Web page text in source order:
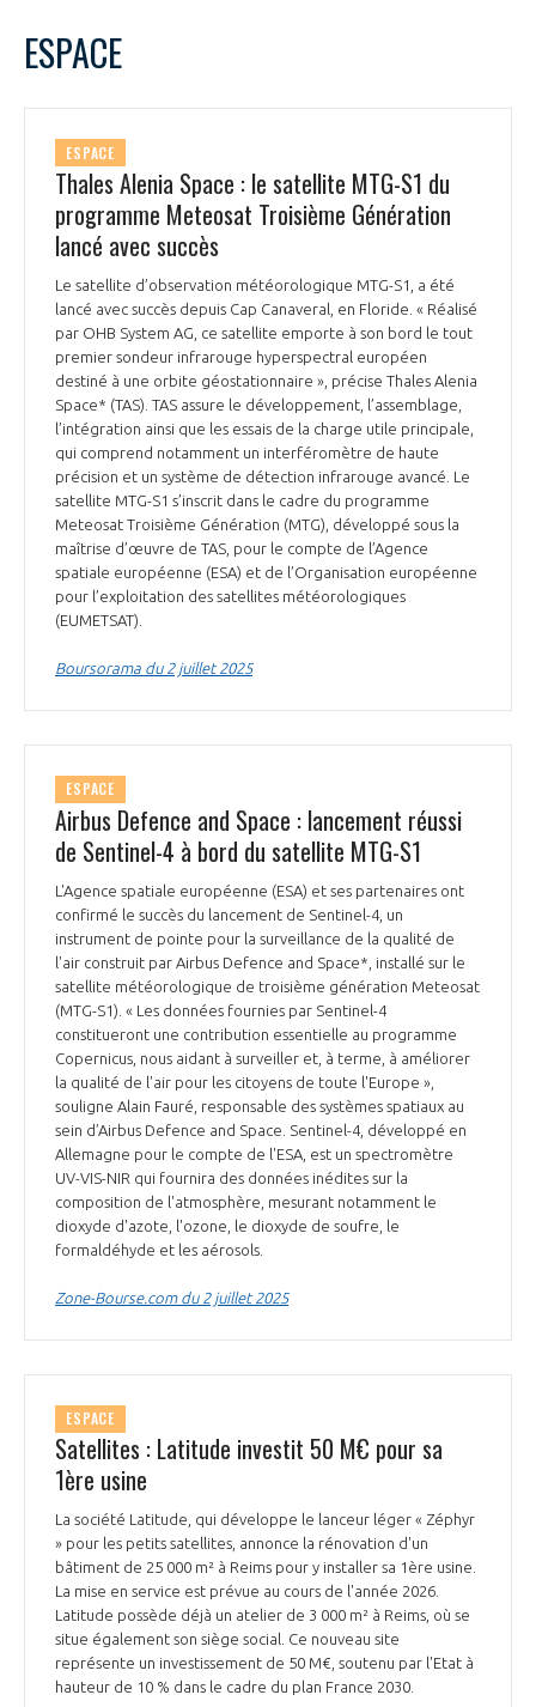
PRÉSENTATION
NOTRE VISION
NOS MISSIONS
NOTRE HISTOIRE
ORGANISATION
L’ÉQUIPE DU GIFAS
NOS RÉSEAUX À L'INTERNATIONAL
FONCTIONNEMENT
GEADS
COMITÉ AERO PME
STARTAIR
COMMISSIONS ET COMITÉS
ACCOMPAGNEMENT DE NOS ADHÉRENTS
LES PROGRAMMES DU GIFAS
UN ÉCOSYSTÈME INTÉGRÉ ET COHÉRENT
POURQUOI DEVENIR MEMBRE ?
LA MÉDIATION
LA MÉDIATION DANS LA FILIÈRE AÉRONAUTIQUE ET SPATIALE
LE MÉDIATEUR DE LA FILIÈRE AÉRONAUTIQUE ET SPATIALE
CLIENTS ET FOURNISSEURS
PRENDRE CONTACT AVEC LE MÉDIATEUR DE LA FILIÈRE
LE SALON DU BOURGET
L'OBSERVATOIRE
CHIFFRES CLÉS
LES ENJEUX
COMPÉTITIVITÉ
EMPLOI & FORMATION
ENVIRONNEMENT
INNOVATION
INTERNATIONALISATION
LES PUBLICATIONS
DOCUMENTS & BROCHURES
RAPPORTS D'ACTIVITÉS
1 2 3 4 5
6
16 17 18 19
23 24 25
29
ESPACE
ESPACE
Thales Alenia Space : le satellite MTG-S1 du
programme Meteosat Troisième Génération
lancé avec succès
Le satellite d’observation météorologique MTG-S1, a été
lancé avec succès depuis Cap Canaveral, en Floride. « Réalisé
par OHB System AG, ce satellite emporte à son bord le tout
premier sondeur infrarouge hyperspectral européen
destiné à une orbite géostationnaire », précise Thales Alenia
Space* (TAS). TAS assure le développement, l’assemblage,
l’intégration ainsi que les essais de la charge utile principale,
qui comprend notamment un interféromètre de haute
précision et un système de détection infrarouge avancé. Le
satellite MTG-S1 s’inscrit dans le cadre du programme
Meteosat Troisième Génération (MTG), développé sous la
maîtrise d’œuvre de TAS, pour le compte de l’Agence
spatiale européenne (ESA) et de l’Organisation européenne
pour l’exploitation des satellites météorologiques
(EUMETSAT).
Boursorama du 2 juillet 2025
ESPACE
Airbus Defence and Space : lancement réussi
de Sentinel-4 à bord du satellite MTG-S1
L'Agence spatiale européenne (ESA) et ses partenaires ont
confirmé le succès du lancement de Sentinel-4, un
instrument de pointe pour la surveillance de la qualité de
l'air construit par Airbus Defence and Space*, installé sur le
satellite météorologique de troisième génération Meteosat
(MTG-S1). « Les données fournies par Sentinel-4
constitueront une contribution essentielle au programme
Copernicus, nous aidant à surveiller et, à terme, à améliorer
la qualité de l'air pour les citoyens de toute l'Europe »,
souligne Alain Fauré, responsable des systèmes spatiaux au
sein d’Airbus Defence and Space. Sentinel-4, développé en
Allemagne pour le compte de l'ESA, est un spectromètre
UV-VIS-NIR qui fournira des données inédites sur la
composition de l'atmosphère, mesurant notamment le
dioxyde d'azote, l'ozone, le dioxyde de soufre, le
formaldéhyde et les aérosols.
Zone-Bourse.com du 2 juillet 2025
ESPACE
Satellites : Latitude investit 50 M€ pour sa
1ère usine
La société Latitude, qui développe le lanceur léger « Zéphyr
» pour les petits satellites, annonce la rénovation d'un
bâtiment de 25 000 m² à Reims pour y installer sa 1ère usine.
La mise en service est prévue au cours de l'année 2026.
Latitude possède déjà un atelier de 3 000 m² à Reims, où se
situe également son siège social. Ce nouveau site
représente un investissement de 50 M€, soutenu par l'Etat à
hauteur de 10 % dans le cadre du plan France 2030.
Rejoignez une filière d’excellence et développez
Découvrez les avantages d'adhérer au GIFAS.
Rencontres, salons, données sectorielles,
programmes ...
DEMANDE D’ADHÉSION